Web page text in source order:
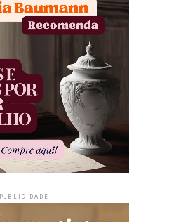
PUBLICIDADE